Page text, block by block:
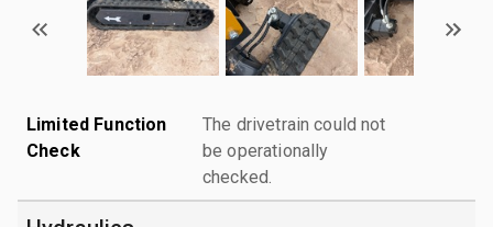
Limited Function
Check
The drivetrain could not
be operationally
checked.